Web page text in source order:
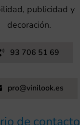
publicidad y
decoración.
93 706 51 69
pro@vinilook.es
de contacto